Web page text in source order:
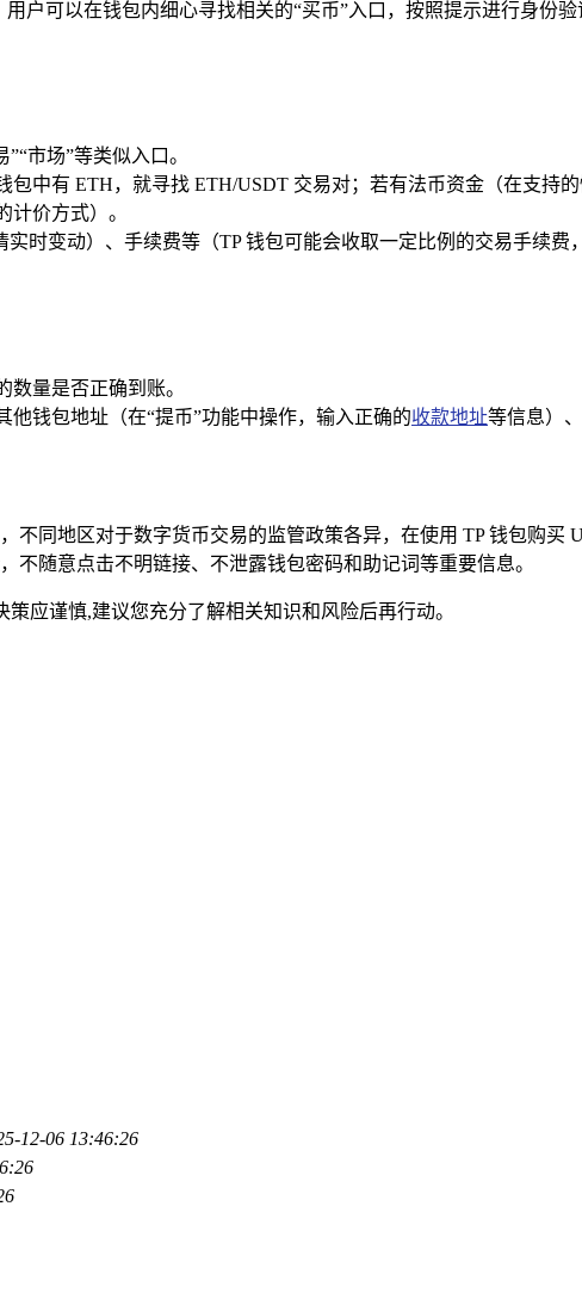
户可以在钱包内细心寻找相关的“买币”入口，按照提示进行身份
市场”等类似入口。
中有 ETH，就寻找 ETH/USDT 交易对；若有法币资金（在支持
价方式）。
时变动）、手续费等（TP 钱包可能会收取一定比例的交易手续费
量是否正确到账。
钱包地址（在“提币”功能中操作，输入正确的收款地址等信息）
不同地区对于数字货币交易的监管政策各异，在使用 TP 钱包购买
随意点击不明链接、不泄露钱包密码和助记词等重要信息。
应谨慎,建议您充分了解相关知识和风险后再行动。
12-06 13:46:26